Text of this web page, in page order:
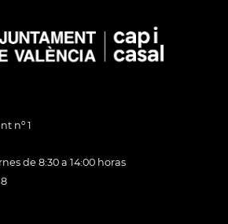
nº 1
de 8:30 a 14:00 horas